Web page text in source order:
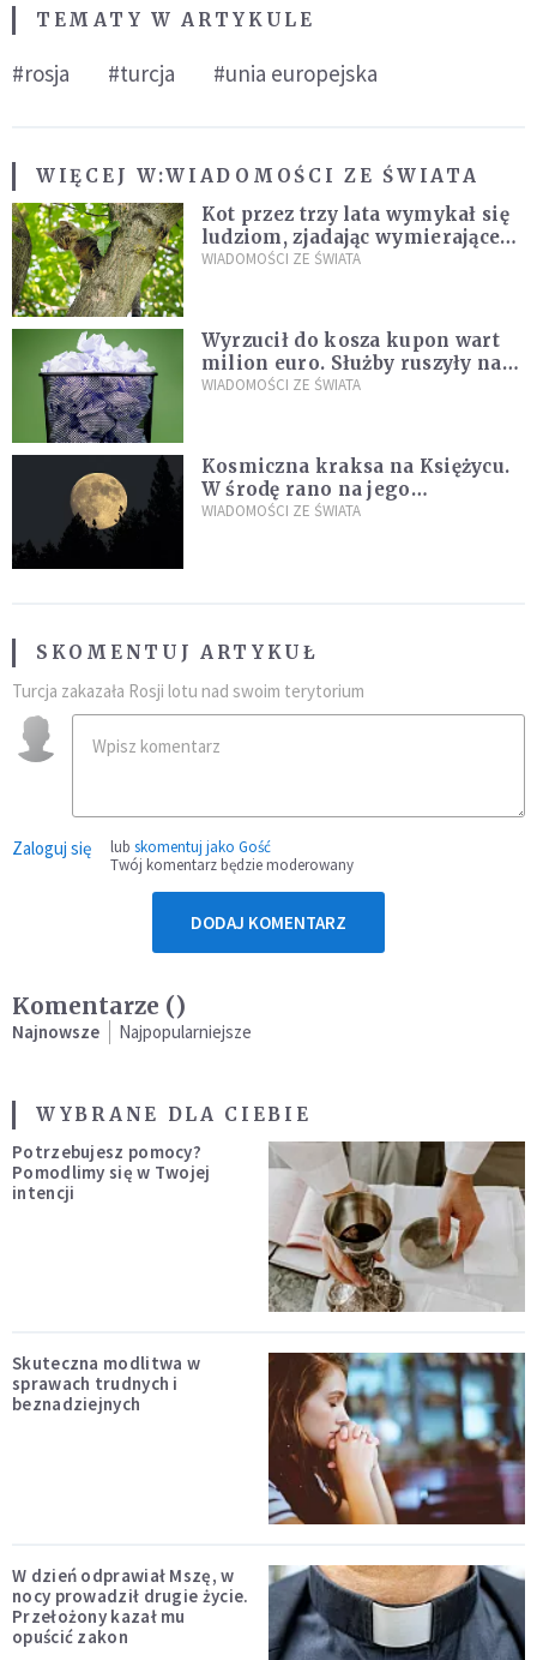
TEMATY W ARTYKULE
#rosja #turcja #unia europejska
WIĘCEJ W:WIADOMOŚCI ZE ŚWIATA
Kot przez trzy lata wymykał się
ludziom, zjadając wymierające
kaczki. W końcu popełnił
WIADOMOŚCI ZE ŚWIATA
Wyrzucił do kosza kupon wart
milion euro. Służby ruszyły na
poszukiwania
WIADOMOŚCI ZE ŚWIATA
Kosmiczna kraksa na Księżycu.
W środę rano na jego
powierzchni dojdzie do
WIADOMOŚCI ZE ŚWIATA
SKOMENTUJ ARTYKUŁ
Turcja zakazała Rosji lotu nad swoim terytorium
Zaloguj się lub skomentuj jako Gość
Twój komentarz będzie moderowany
DODAJ KOMENTARZ
Komentarze ()
Najnowsze Najpopularniejsze
WYBRANE DLA CIEBIE
Potrzebujesz pomocy?
Pomodlimy się w Twojej
intencji
Skuteczna modlitwa w
sprawach trudnych i
beznadziejnych
W dzień odprawiał Mszę, w
nocy prowadził drugie życie.
Przełożony kazał mu
opuścić zakon